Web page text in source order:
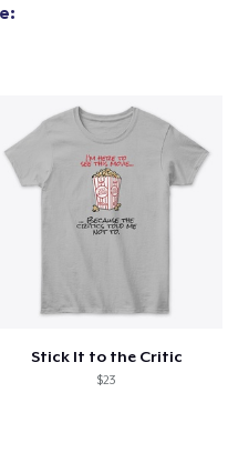
Stick It to the Critic
$23